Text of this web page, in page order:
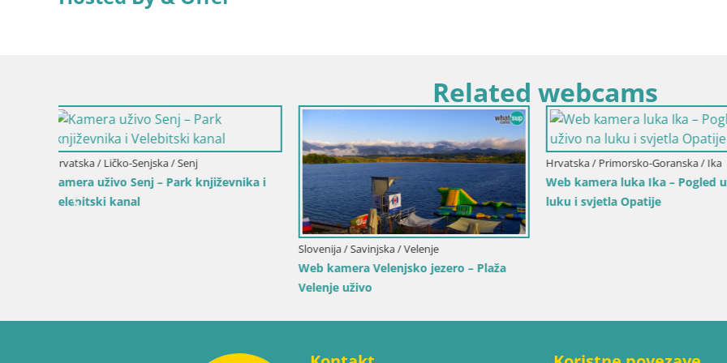
Related webcams
Hrvatska / Primorsko-Goranska / Ika
Web kamera luka Ika – Pogled uživo na
luku i svjetla Opatije
Italija / Trentino-Južni Tirol / Toblach
Web kamera Toblach Dolomiti
Hotela Rosengarten